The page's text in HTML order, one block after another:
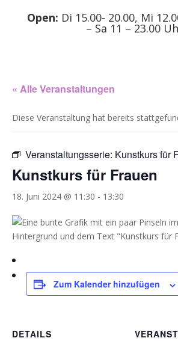
Open: Di 15.00- 20.00, Mi
– Sa 11 – 23.00
« Alle Veranstaltungen
Diese Veranstaltung hat bereits
Veranstaltungsserie: Kunstkurs für
Kunstkurs für Frauen
18. Juni 2024 @ 11:30 - 13:30
Zum Kalender hinzufügen
DETAILS